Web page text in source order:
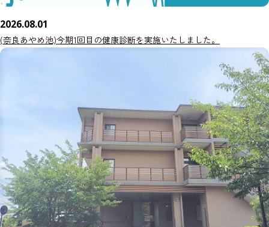
2026.08.01
(奈良あやめ池)今期1回目の健康診断を実施いたしました。